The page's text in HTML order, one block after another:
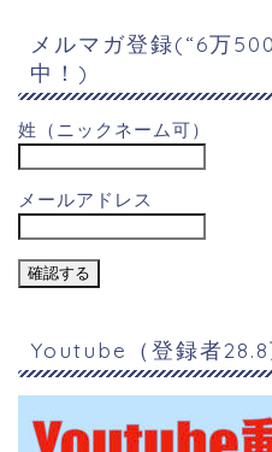
メルマガ登録(“6万
中！)
姓（ニックネーム可）
メールアドレス
Youtube（登録者28.8